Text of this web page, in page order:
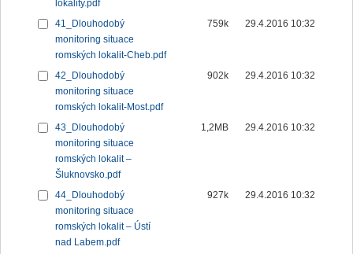
lokality.pdf
41_Dlouhodobý
monitoring situace
romských lokalit-Cheb.pdf
759k 29.4.2016 10:32
42_Dlouhodobý
monitoring situace
romských lokalit-Most.pdf
902k 29.4.2016 10:32
43_Dlouhodobý
monitoring situace
romských lokalit –
Šluknovsko.pdf
1,2MB 29.4.2016 10:32
44_Dlouhodobý
monitoring situace
romských lokalit – Ústí
nad Labem.pdf
927k 29.4.2016 10:32